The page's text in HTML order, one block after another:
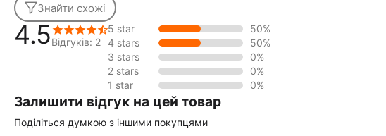
Знайти схожі
4.5Відгуків: 2
5 star
50%
4 stars
50%
3 stars
0%
2 stars
0%
1 star
0%
Залишити відгук на цей товар
Поділіться думкою з іншими покупцями